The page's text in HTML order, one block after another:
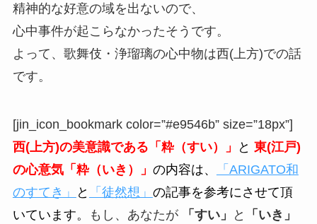
精神的な好意の域を出ないので、
心中事件が起こらなかったそうです。
よって、歌舞伎・浄瑠璃の心中物は西(上方)での話
です。
[jin_icon_bookmark color=”#e9546b” size=”18px”]
西(上方)の美意識である「粋（すい）」
と 東(江戸)
の心意気「粋（いき）」 の内容は、
「ARIGATO和
のすてき」
と 「徒然想」 の記事を参考にさせて頂
いています。
もし、あなたが 「すい」 と
「いき」